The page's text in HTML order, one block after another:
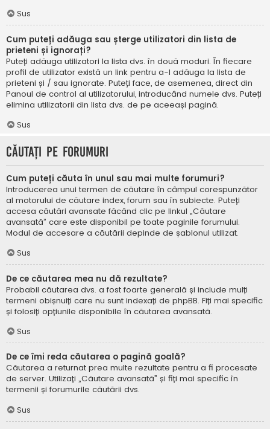
Sus
Cum puteți adăuga sau șterge utilizatori din lista de
prieteni și ignorați?
Puteți adăuga utilizatori la lista dvs. în două moduri. În fiecare
profil de utilizator există un link pentru a-l adăuga la lista de
prieteni și / sau ignorate. Puteți face, de asemenea, direct din
Panoul de control al utilizatorului, introducând numele dvs. Puteți
elimina utilizatorii din lista dvs. de pe aceeași pagină.
Sus
Căutați pe forumuri
Cum puteți căuta în unul sau mai multe forumuri?
Introducerea unui termen de căutare în câmpul corespunzător
al motorului de căutare index, forum sau în subiecte. Puteți
accesa căutări avansate făcând clic pe linkul „Căutare
avansată” care este disponibil pe toate paginile forumului.
Modul de accesare a căutării depinde de șablonul utilizat.
Sus
De ce căutarea mea nu dă rezultate?
Probabil căutarea dvs. a fost foarte generală și include mulți
termeni obișnuiți care nu sunt indexați de phpBB. Fiți mai specific
și folosiți opțiunile disponibile în căutarea avansată.
Sus
De ce îmi reda căutarea o pagină goală?
Căutarea a returnat prea multe rezultate pentru a fi procesate
de server. Utilizați „Căutare avansată” și fiți mai specific în
termenii și forumurile căutării dvs.
Sus